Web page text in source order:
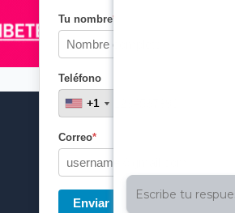
Tu nombre*
Teléfono
+1
+1
Correo*
Enviar